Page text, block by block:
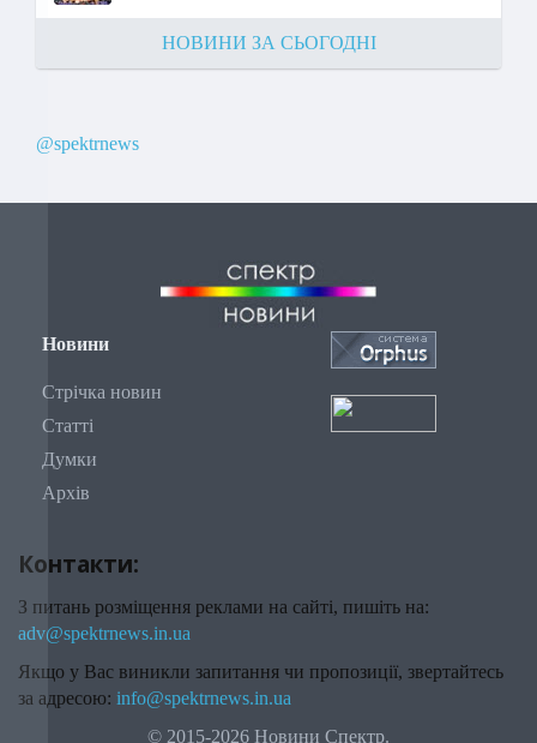
НОВИНИ ЗА СЬОГОДНІ
@spektrnews
Новини
Стрічка новин
Статті
Думки
Архів
Контакти:
З питань розміщення реклами на сайті, пишіть на:
adv@spektrnews.in.ua
Якщо у Вас виникли запитання чи пропозиції, звертайтесь
за адресою: info@spektrnews.in.ua
© 2015-2026 Новини Спектр.